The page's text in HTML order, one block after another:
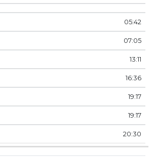
05:42
07:05
13:11
16:36
19:17
19:17
20:30